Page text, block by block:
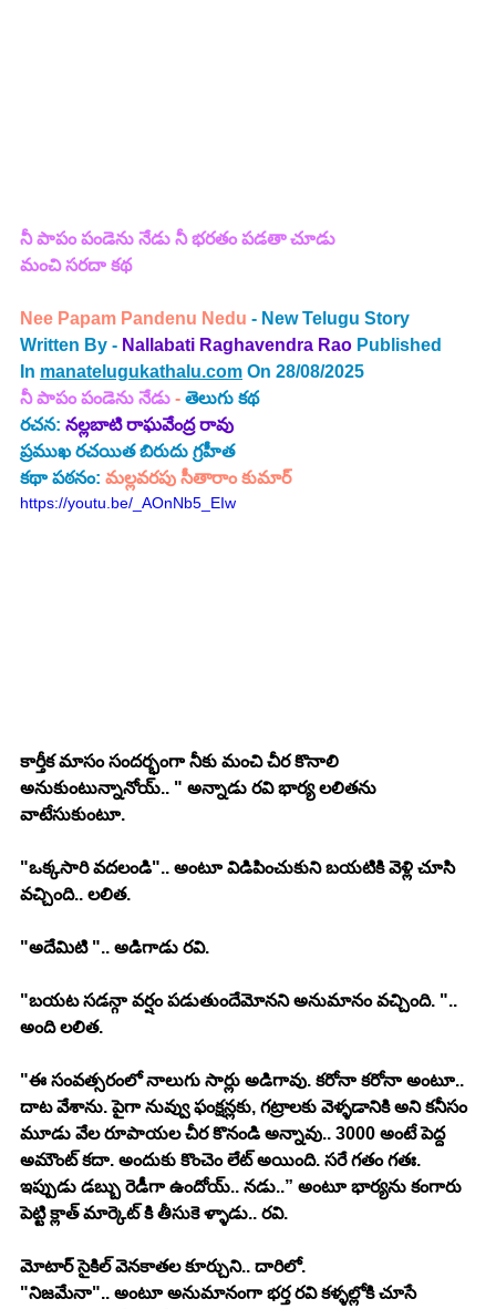
నీ పాపం పండెను నేడు నీ భరతం పడతా చూడు
మంచి సరదా కథ
Nee Papam Pandenu Nedu - New Telugu Story
Written By - Nallabati Raghavendra Rao Published
In manatelugukathalu.com On 28/08/2025
నీ పాపం పండెను నేడు - తెలుగు కథ
రచన: నల్లబాటి రాఘవేంద్ర రావు
ప్రముఖ రచయిత బిరుదు గ్రహీత
కథా పఠనం: మల్లవరపు సీతారాం కుమార్
https://youtu.be/_AOnNb5_EIw
కార్తీక మాసం సందర్భంగా నీకు మంచి చీర కొనాలి
అనుకుంటున్నానోయ్.. " అన్నాడు రవి భార్య లలితను
వాటేసుకుంటూ.
"ఒక్కసారి వదలండి".. అంటూ విడిపించుకుని బయటికి వెళ్లి చూసి
వచ్చింది.. లలిత.
"అదేమిటి ".. అడిగాడు రవి.
"బయట సడన్గా వర్షం పడుతుందేమోనని అనుమానం వచ్చింది. "..
అంది లలిత.
"ఈ సంవత్సరంలో నాలుగు సార్లు అడిగావు. కరోనా కరోనా అంటూ..
దాట వేశాను. పైగా నువ్వు ఫంక్షన్లకు, గట్రాలకు వెళ్ళడానికి అని కనీసం
మూడు వేల రూపాయల చీర కొనండి అన్నావు.. 3000 అంటే పెద్ద
అమౌంట్ కదా. అందుకు కొంచెం లేట్ అయింది. సరే గతం గతః.
ఇప్పుడు డబ్బు రెడీగా ఉందోయ్.. నడు..” అంటూ భార్యను కంగారు
పెట్టి క్లాత్ మార్కెట్ కి తీసుకె ళ్ళాడు.. రవి.
మోటార్ సైకిల్ వెనకాతల కూర్చుని.. దారిలో.
"నిజమేనా".. అంటూ అనుమానంగా భర్త రవి కళ్ళల్లోకి చూసే